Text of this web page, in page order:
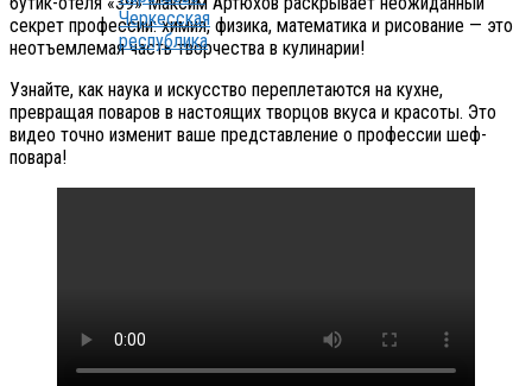
Черкесская
республика
секрет профессии: химия, физика, математика и рисование — это
неотъемлемая часть творчества в кулинарии!
Узнайте, как наука и искусство переплетаются на кухне,
превращая поваров в настоящих творцов вкуса и красоты. Это
видео точно изменит ваше представление о профессии шеф-
повара!